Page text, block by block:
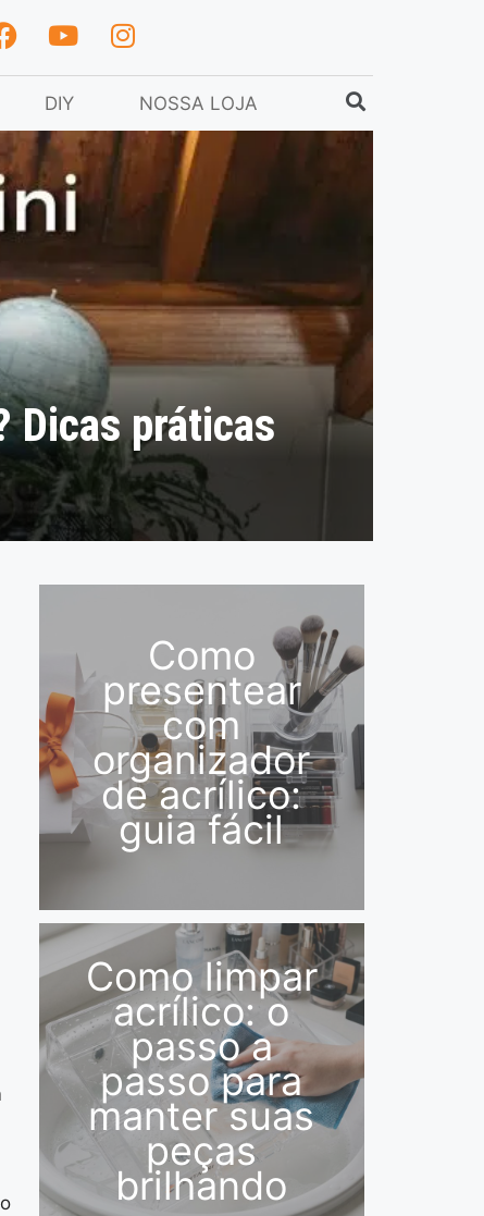
DIY NOSSA LOJA
Dicas práticas
Como
presentear
com
organizador
de acrílico:
guia fácil
Como limpar
acrílico: o
passo a
passo para
manter suas
peças
brilhando